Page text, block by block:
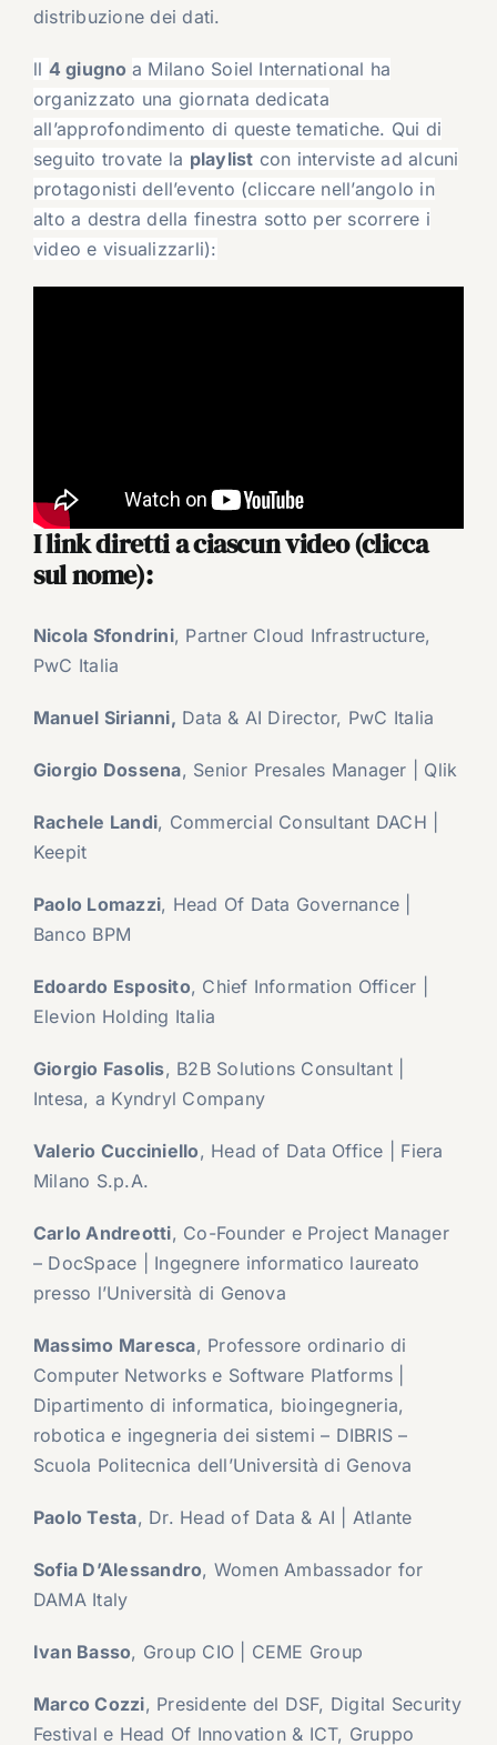
distribuzione dei dati.
ll 4 giugno a Milano Soiel International ha
organizzato una giornata dedicata
all’approfondimento di queste tematiche. Qui di
seguito trovate la playlist con interviste ad alcuni
protagonisti dell’evento (cliccare nell’angolo in
alto a destra della finestra sotto per scorrere i
video e visualizzarli):
I link diretti a ciascun video (clicca
sul nome):
Nicola Sfondrini, Partner Cloud Infrastructure,
PwC Italia
Manuel Sirianni, Data & AI Director, PwC Italia
Giorgio Dossena, Senior Presales Manager | Qlik
Rachele Landi, Commercial Consultant DACH |
Keepit
Paolo Lomazzi, Head Of Data Governance |
Banco BPM
Edoardo Esposito, Chief Information Officer |
Elevion Holding Italia
Giorgio Fasolis, B2B Solutions Consultant |
Intesa, a Kyndryl Company
Valerio Cucciniello, Head of Data Office | Fiera
Milano S.p.A.
Carlo Andreotti, Co-Founder e Project Manager
– DocSpace | Ingegnere informatico laureato
presso l’Università di Genova
Massimo Maresca, Professore ordinario di
Computer Networks e Software Platforms |
Dipartimento di informatica, bioingegneria,
robotica e ingegneria dei sistemi – DIBRIS –
Scuola Politecnica dell’Università di Genova
Paolo Testa, Dr. Head of Data & AI | Atlante
Sofia D’Alessandro, Women Ambassador for
DAMA Italy
Ivan Basso, Group CIO | CEME Group
Marco Cozzi, Presidente del DSF, Digital Security
Festival e Head Of Innovation & ICT, Gruppo